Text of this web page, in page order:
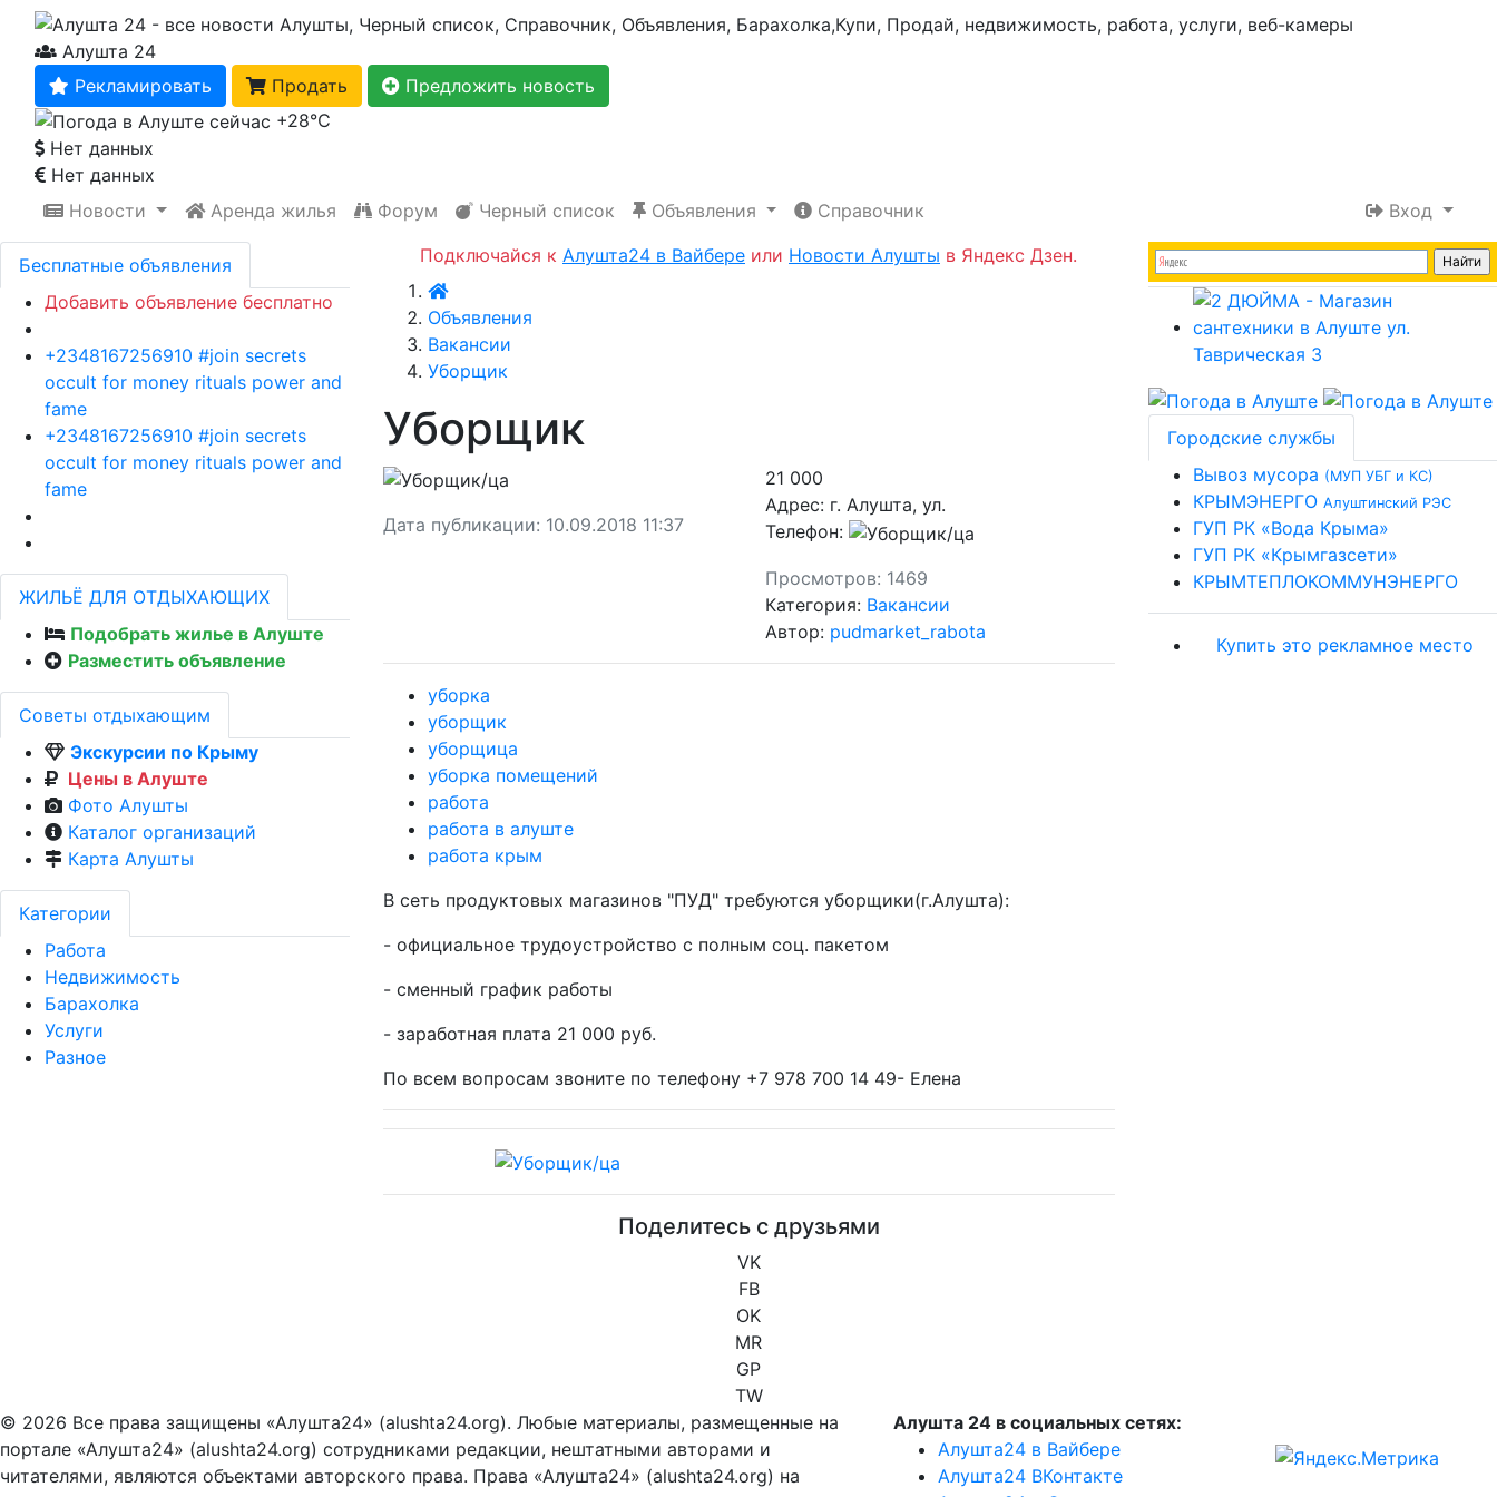
Алушта 24
Рекламировать
Продать
Предложить новость
+28℃
Нет данных
Нет данных
Новости
Аренда жилья Форум Черный список Объявления Справочник
Вход
Подключайся к Алушта24 в Вайбере или Новости Алушты в Яндекс Дзен.
Главная
Объявления
Вакансии
Уборщик
Уборщик
Дата публикации: 10.09.2018 11:37
21 000
Адрес: г. Алушта, ул.
Телефон:
Просмотров: 1469
Категория: Вакансии
Автор: pudmarket_rabota
уборка
уборщик
уборщица
уборка помещений
работа
работа в алуште
работа крым
В сеть продуктовых магазинов "ПУД" требуются уборщики(г.Алушта):
- официальное трудоустройство с полным соц. пакетом
- сменный график работы
- заработная плата 21 000 руб.
По всем вопросам звоните по телефону +7 978 700 14 49- Елена
Поделитесь с друзьями
VK
FB
OK
MR
GP
TW
Бесплатные объявления
Добавить объявление бесплатно
+2348167256910 #join secrets
occult for money rituals power and
fame
+2348167256910 #join secrets
occult for money rituals power and
fame
ЖИЛЬЁ ДЛЯ ОТДЫХАЮЩИХ
Подобрать жилье в Алуште
Разместить объявление
Советы отдыхающим
Экскурсии по Крыму
Цены в Алуште
Фото Алушты
Каталог организаций
Карта Алушты
Категории
Работа
Недвижимость
Барахолка
Услуги
Разное
Городские службы
Вывоз мусора (МУП УБГ и КС)
КРЫМЭНЕРГО Алуштинский РЭС
ГУП РК «Вода Крыма»
ГУП РК «Крымгазсети»
КРЫМТЕПЛОКОММУНЭНЕРГО
Купить это рекламное место
© 2026 Все права защищены «Алушта24» (alushta24.org). Любые материалы, размещенные на
портале «Алушта24» (alushta24.org) сотрудниками редакции, нештатными авторами и
читателями, являются объектами авторского права. Права «Алушта24» (alushta24.org) на
Алушта 24 в социальных сетях:
Алушта24 в Вайбере
Алушта24 ВКонтакте